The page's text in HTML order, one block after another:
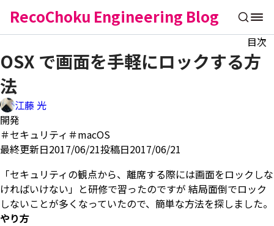
RecoChoku Engineering Blog
目次
OSX で画面を手軽にロックする方
法
江藤 光
開発
＃セキュリティ ＃macOS
最終更新日2017/06/21投稿日2017/06/21
「セキュリティの観点から、離席する際には画面をロックしな
ければいけない」と研修で習ったのですが 結局面倒でロック
しないことが多くなっていたので、簡単な方法を探しました。
やり方